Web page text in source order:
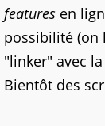
features en
possibilité (on
"linker" avec
Bientôt des